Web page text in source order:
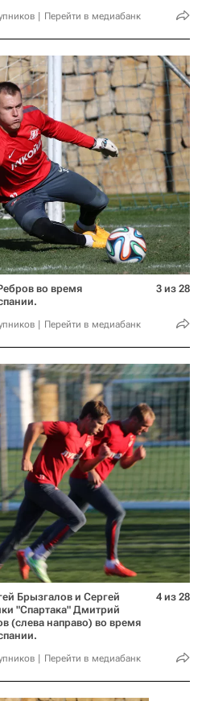
Перейти в медиабанк
во время
Перейти в медиабанк
3 из 28
Брызгалов и Сергей
"Спартака" Дмитрий
(слева направо) во время
Перейти в медиабанк
4 из 28